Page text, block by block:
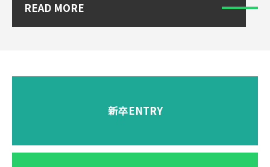
READ MORE
新卒ENTRY